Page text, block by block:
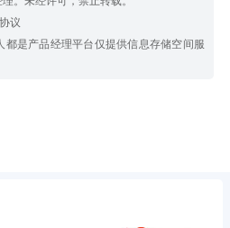
议
是产品经理平台仅提供信息存储空间服